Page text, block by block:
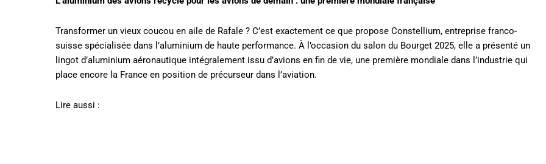
Transformer un vieux coucou en aile de Rafale ? C’est exactement ce que propose Constellium, entreprise franco-
suisse spécialisée dans l’aluminium de haute performance. À l’occasion du salon du Bourget 2025, elle a présenté un
lingot d’aluminium aéronautique intégralement issu d’avions en fin de vie, une première mondiale dans l’industrie qui
place encore la France en position de précurseur dans l’aviation.
Lire aussi :